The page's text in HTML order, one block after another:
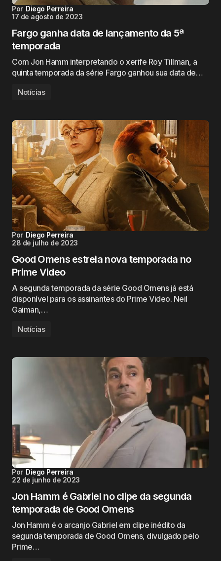
Por Diego Perreira
17 de agosto de 2023
Fargo ganha data de lançamento da 5ª
temporada
Com Jon Hamm interpretando o xerife Roy Tillman, a
quinta temporada da série Fargo ganhou sua data de…
Notícias
Por Diego Perreira
28 de julho de 2023
Good Omens estreia nova temporada no
Prime Video
A segunda temporada da série Good Omens já está
disponível para os assinantes do Prime Video. Neil
Gaiman,…
Notícias
Por Diego Perreira
22 de junho de 2023
Jon Hamm é Gabriel no clipe da segunda
temporada de Good Omens
Jon Hamm é o arcanjo Gabriel em clipe inédito da
segunda temporada de Good Omens, divulgado pelo
Prime…